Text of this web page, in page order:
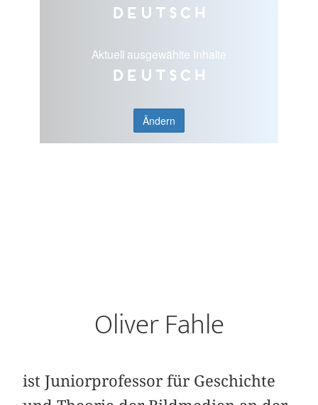
Deutsch
Aktuell ausgewählte Inhalte
Deutsch
Ändern
Oliver Fahle
ist Juniorprofessor für Geschichte